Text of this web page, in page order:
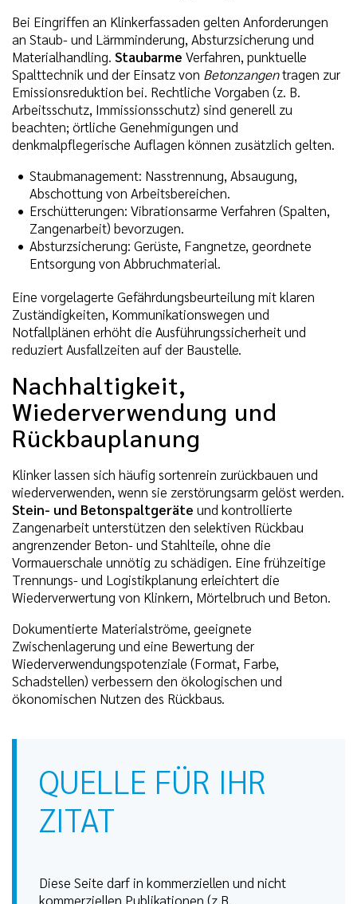
Bei Eingriffen an Klinkerfassaden gelten Anforderungen
an Staub- und Lärmminderung, Absturzsicherung und
Materialhandling. Staubarme Verfahren, punktuelle
Spalttechnik und der Einsatz von Betonzangentragen zur
Emissionsreduktion bei. Rechtliche Vorgaben (z. B.
Arbeitsschutz, Immissionsschutz) sind generell zu
beachten; örtliche Genehmigungen und
denkmalpflegerische Auflagen können zusätzlich gelten.
Staubmanagement: Nasstrennung, Absaugung,
Abschottung von Arbeitsbereichen.
Erschütterungen: Vibrationsarme Verfahren (Spalten,
Zangenarbeit) bevorzugen.
Absturzsicherung: Gerüste, Fangnetze, geordnete
Entsorgung von Abbruchmaterial.
Eine vorgelagerte Gefährdungsbeurteilung mit klaren
Zuständigkeiten, Kommunikationswegen und
Notfallplänen erhöht die Ausführungssicherheit und
reduziert Ausfallzeiten auf der Baustelle.
Nachhaltigkeit,
Wiederverwendung und
Rückbauplanung
Klinker lassen sich häufig sortenrein zurückbauen und
wiederverwenden, wenn sie zerstörungsarm gelöst werden.
Stein- und Betonspaltgeräte und kontrollierte
Zangenarbeit unterstützen den selektiven Rückbau
angrenzender Beton- und Stahlteile, ohne die
Vormauerschale unnötig zu schädigen. Eine frühzeitige
Trennungs- und Logistikplanung erleichtert die
Wiederverwertung von Klinkern, Mörtelbruch und Beton.
Dokumentierte Materialströme, geeignete
Zwischenlagerung und eine Bewertung der
Wiederverwendungspotenziale (Format, Farbe,
Schadstellen) verbessern den ökologischen und
ökonomischen Nutzen des Rückbaus.
QUELLE FÜR IHR
ZITAT
Diese Seite darf in kommerziellen und nicht
kommerziellen Publikationen (z.B.